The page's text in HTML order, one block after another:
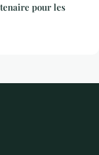
pour les